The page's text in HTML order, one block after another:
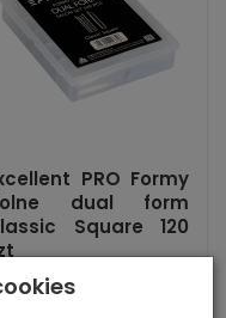
PRO Formy
dual form
Square 120
Jest